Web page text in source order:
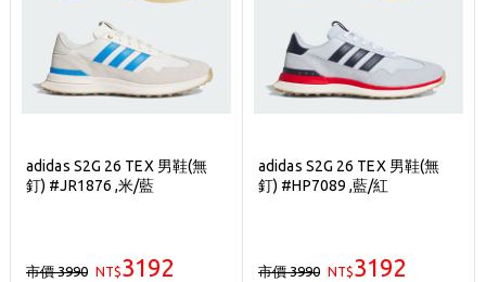
adidas S2G 26 TEX 男鞋(無
釘) #JR1876 ,米/藍
市價 3990 NT$3192
adidas S2G 26 TEX 男鞋(無
釘) #HP7089 ,藍/紅
市價 3990 NT$3192